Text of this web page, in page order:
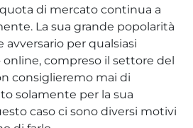
di mercato continua a
La sua grande popolarità
per qualsiasi
compreso il settore del
consiglieremo mai di
solamente per la sua
caso ci sono diversi motivi